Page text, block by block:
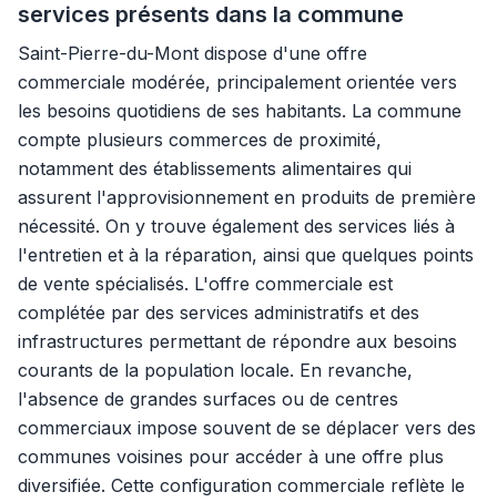
services présents dans la commune
Saint-Pierre-du-Mont dispose d'une offre
commerciale modérée, principalement orientée vers
les besoins quotidiens de ses habitants. La commune
compte plusieurs commerces de proximité,
notamment des établissements alimentaires qui
assurent l'approvisionnement en produits de première
nécessité. On y trouve également des services liés à
l'entretien et à la réparation, ainsi que quelques points
de vente spécialisés. L'offre commerciale est
complétée par des services administratifs et des
infrastructures permettant de répondre aux besoins
courants de la population locale. En revanche,
l'absence de grandes surfaces ou de centres
commerciaux impose souvent de se déplacer vers des
communes voisines pour accéder à une offre plus
diversifiée. Cette configuration commerciale reflète le